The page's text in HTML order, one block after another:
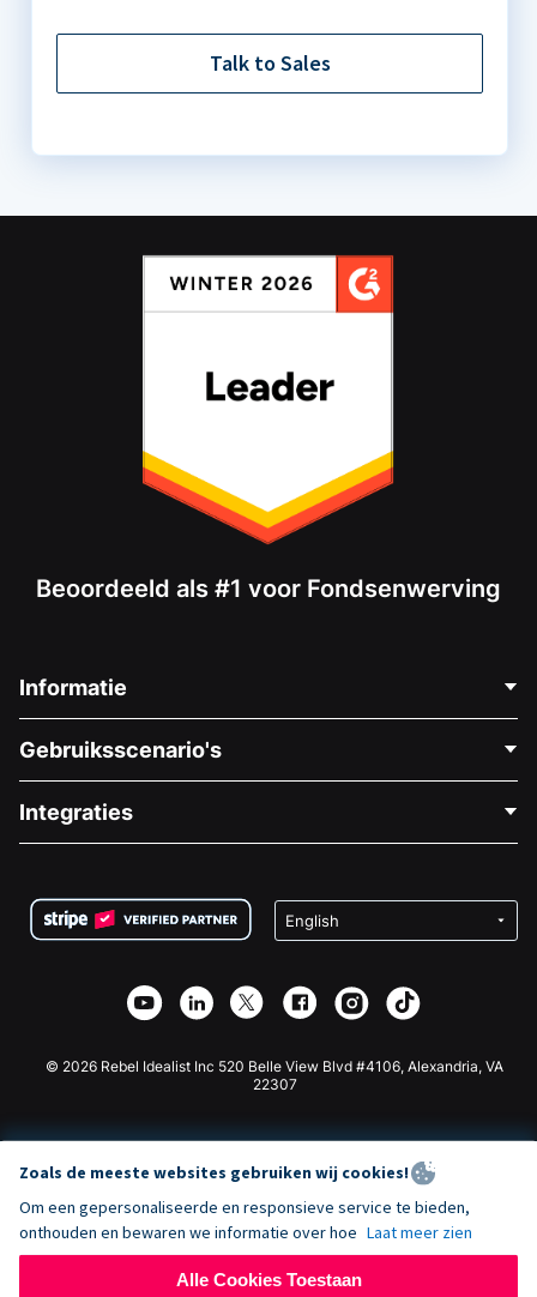
Talk to Sales
Beoordeeld als #1 voor Fondsenwerving
Informatie
Over Ons
Vacatures
Privacy
Affiliate Partnerschap
Gebruiksscenario's
Medische Fondsenwerving
Goede Doelen Fondsenwerving
Integraties
Wix Donatie Plugin
Webflow Donatie App
Joomla Donatie
© 2026 Rebel Idealist Inc 520 Belle View Blvd #4106, Alexandria, VA
22307
Zoals de meeste websites gebruiken wij cookies!
Om een gepersonaliseerde en responsieve service te bieden,
onthouden en bewaren we informatie over hoe Laat meer zien
Alle Cookies Toestaan